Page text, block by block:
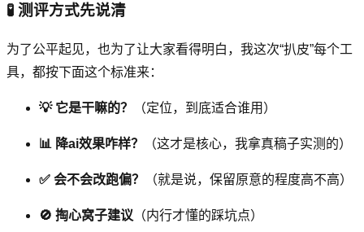
🧪 测评方式先说清
为了公平起见，也为了让大家看得明白，我这次“扒皮”每个工
具，都按下面这个标准来：
💡 它是干嘛的？ （定位，到底适合谁用）
📊 降ai效果咋样？ （这才是核心，我拿真稿子实测的）
✅ 会不会改跑偏？ （就是说，保留原意的程度高不高）
🚫 掏心窝子建议 （内行才懂的踩坑点）